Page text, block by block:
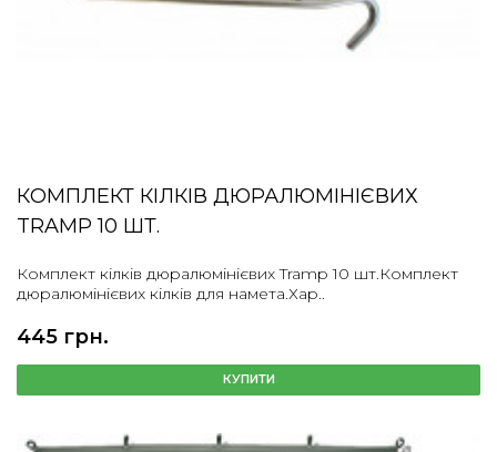
КОМПЛЕКТ КІЛКІВ ДЮРАЛЮМІНІЄВИХ
TRAMP 10 ШТ.
Комплект кілків дюралюмінієвих Tramp 10 шт.Комплект
дюралюмінієвих кілків для намета.Хар..
445 грн.
КУПИТИ